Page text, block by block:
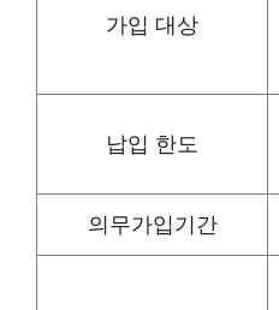
가입 대상
납입 한도
의무가입기간